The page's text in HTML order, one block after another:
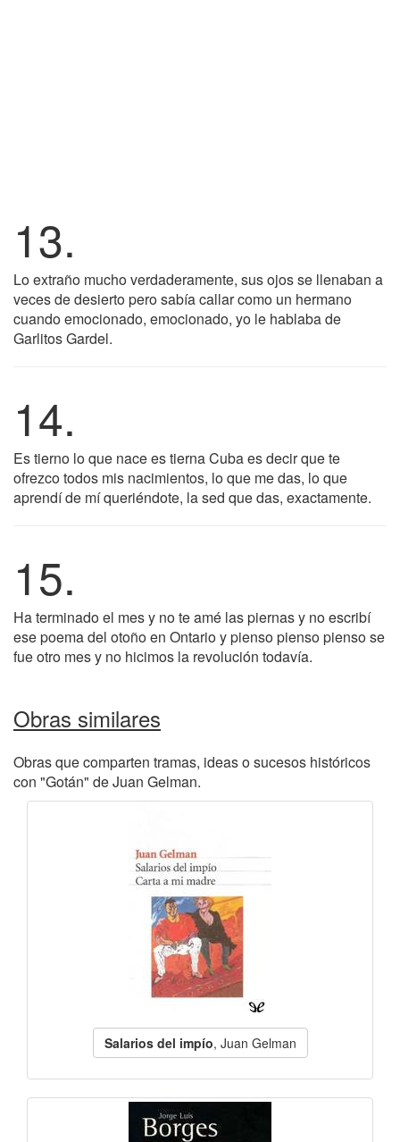
13.
Lo extraño mucho verdaderamente, sus ojos se llenaban a
veces de desierto pero sabía callar como un hermano
cuando emocionado, emocionado, yo le hablaba de
Garlitos Gardel.
14.
Es tierno lo que nace es tierna Cuba es decir que te
ofrezco todos mis nacimientos, lo que me das, lo que
aprendí de mí queriéndote, la sed que das, exactamente.
15.
Ha terminado el mes y no te amé las piernas y no escribí
ese poema del otoño en Ontario y pienso pienso pienso se
fue otro mes y no hicimos la revolución todavía.
Obras similares
Obras que comparten tramas, ideas o sucesos históricos
con "Gotán" de Juan Gelman.
Salarios del impío, Juan Gelman